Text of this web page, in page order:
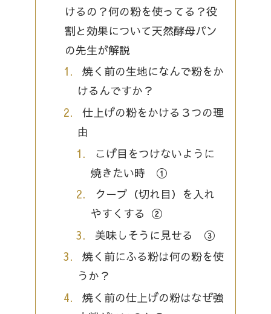
けるの？何の粉を使ってる？役
割と効果について天然酵母パン
の先生が解説
焼く前の生地になんで粉をか
けるんですか？
仕上げの粉をかける３つの理
由
こげ目をつけないように
焼きたい時 ①
クープ（切れ目）を入れ
やすくする ②
美味しそうに見せる ③
焼く前にふる粉は何の粉を使
うか？
焼く前の仕上げの粉はなぜ強